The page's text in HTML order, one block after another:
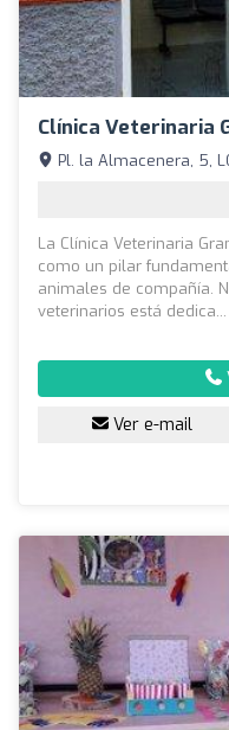
Clínica Veterinaria
Pl. la Almacenera, 5,
La Clínica Veterinaria
como un pilar
animales de compañía.
veterinarios está dedica...
Ver e-mail